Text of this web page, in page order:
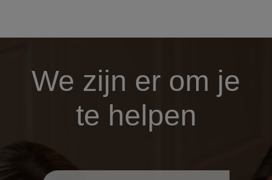
We zijn er om je
te helpen